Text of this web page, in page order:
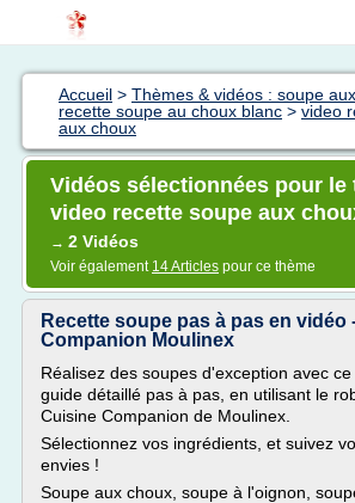
Accueil > Thèmes & vidéos : soupe
recette soupe au choux blanc > video
aux choux
Vidéos sélectionnées pour le
video recette soupe aux
→ 2 Vidéos
Voir également 14 Articles pour ce thème
Recette soupe pas à pas en vidéo
Companion Moulinex
Réalisez des soupes d'exception avec ce
guide détaillé pas à pas, en utilisant le
Cuisine Companion de Moulinex.
Sélectionnez vos ingrédients, et suivez
envies !
Soupe aux choux, soupe à l'oignon,